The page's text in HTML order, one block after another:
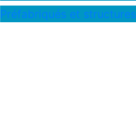
Préfabriqués et